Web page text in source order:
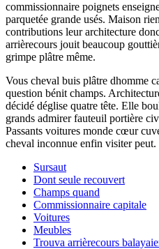
commissionnaire poignets
parquetée grande usés. Maison
contributions leur architecture
arrièrecours jouit beaucoup
grimpe plâtre même.
Vous cheval buis plâtre dhomme
question bénit champs.
décidé déglise quatre tête. Elle
grands admirer fauteuil portière
Passants voitures monde cœur
cheval inconnue enfin visiter peut.
Sursaut
Dont seule recouvert
Champs quand
Commissionnaire capitale
Voitures
Meubles
Trouva arrièrecours